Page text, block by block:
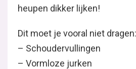
heupen dikker lijken!
Dit moet je vooral niet dragen:
– Schoudervullingen
– Vormloze jurken